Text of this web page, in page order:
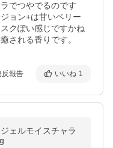
でつやでるのです
ョン+は甘いベリー
クぽい感じですかね
される香りです。
反報告 いいね 1
ェルモイスチャラ